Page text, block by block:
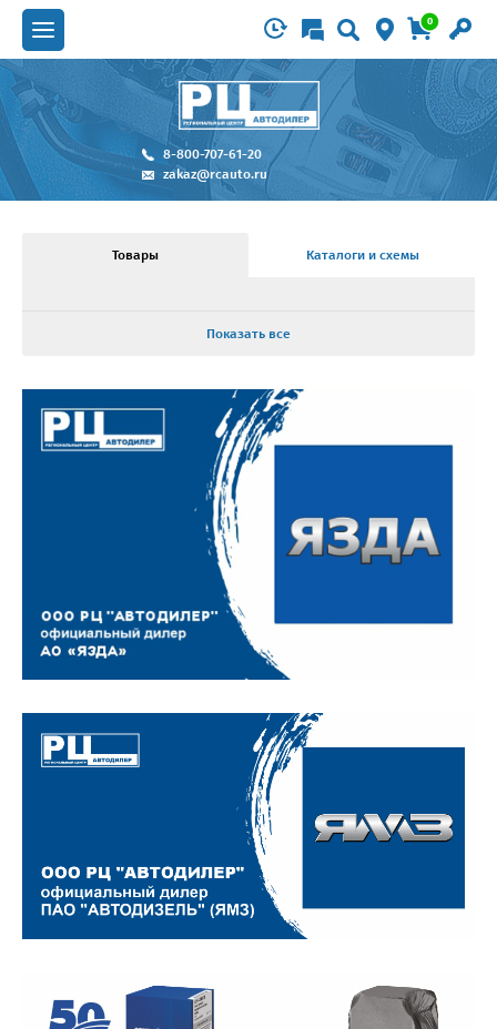
0
8-800-707-61-20
zakaz@rcauto.ru
Товары Каталоги и схемы
Показать все